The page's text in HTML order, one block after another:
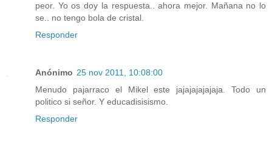
peor. Yo os doy la respuesta.. ahora mejor. Mañana no lo
se.. no tengo bola de cristal.
Responder
Anónimo 25 nov 2011, 10:08:00
Menudo pajarraco el Mikel este jajajajajajaja. Todo un
politico si señor. Y educadisisismo.
Responder